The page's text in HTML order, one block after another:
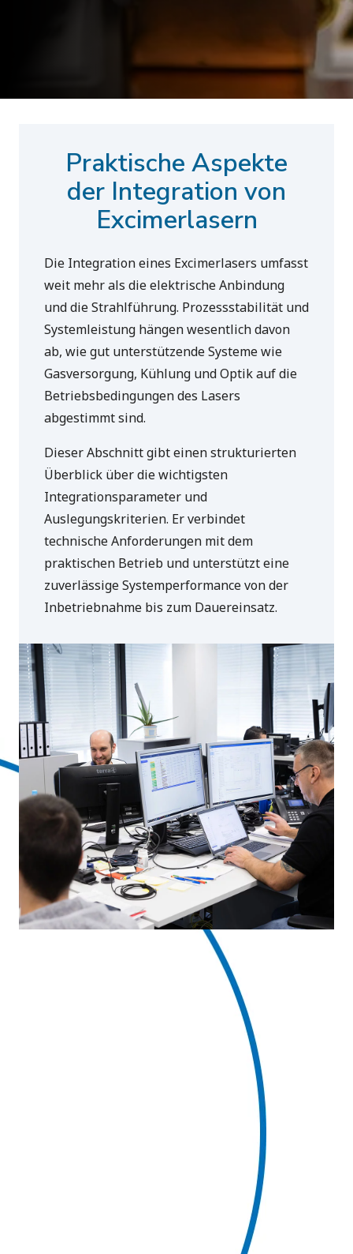
Praktische Aspekte
der Integration von
Excimerlasern
Die Integration eines Excimerlasers umfasst
weit mehr als die elektrische Anbindung
und die Strahlführung. Prozessstabilität und
Systemleistung hängen wesentlich davon
ab, wie gut unterstützende Systeme wie
Gasversorgung, Kühlung und Optik auf die
Betriebsbedingungen des Lasers
abgestimmt sind.
Dieser Abschnitt gibt einen strukturierten
Überblick über die wichtigsten
Integrationsparameter und
Auslegungskriterien. Er verbindet
technische Anforderungen mit dem
praktischen Betrieb und unterstützt eine
zuverlässige Systemperformance von der
Inbetriebnahme bis zum Dauereinsatz.